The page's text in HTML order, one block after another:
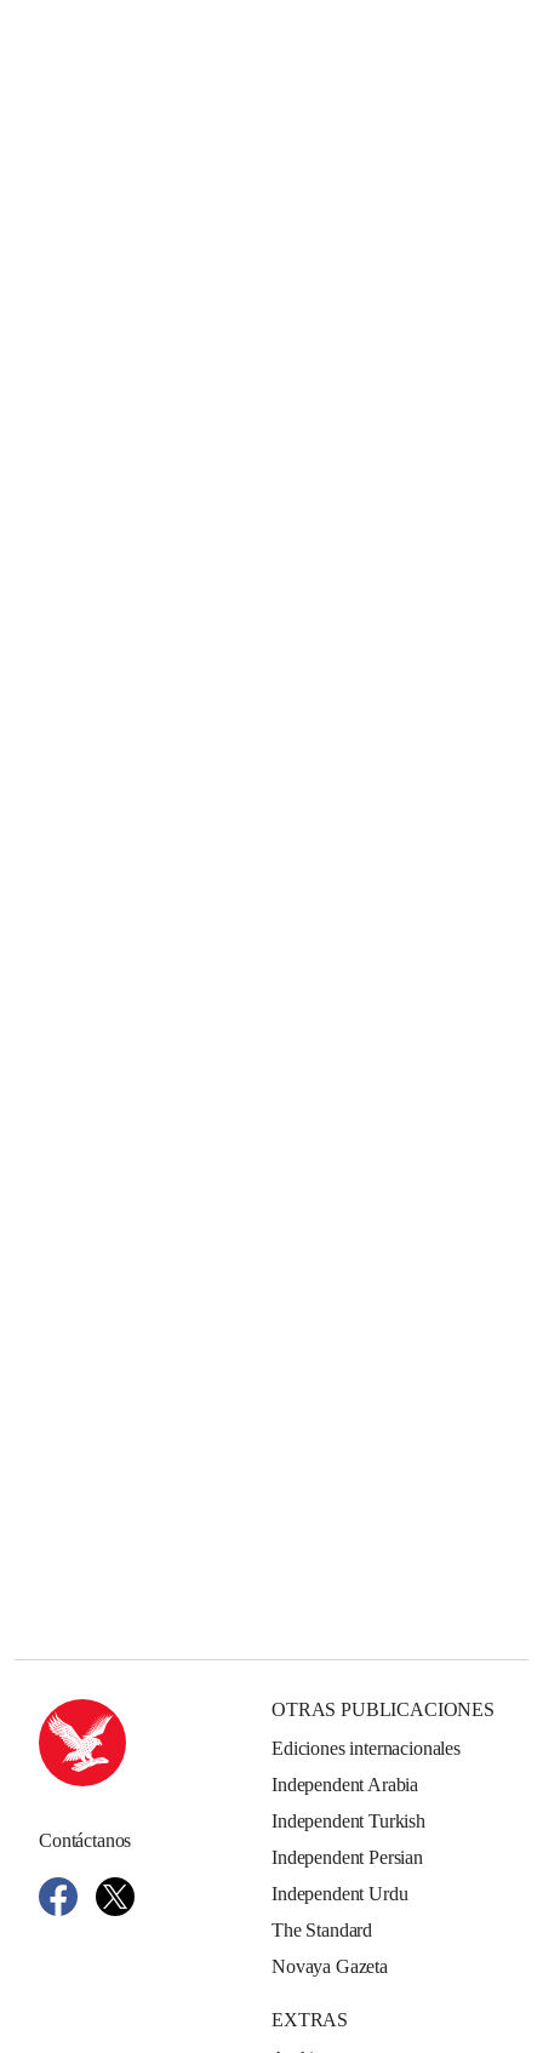
Contáctanos
OTRAS PUBLICACIONES
Ediciones internacionales
Independent Arabia
Independent Turkish
Independent Persian
Independent Urdu
The Standard
Novaya Gazeta
EXTRAS